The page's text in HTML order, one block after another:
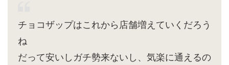
チョコザップはこれから店舗増えていくだろう
ね
だって安いしガチ勢来ないし、気楽に通えるの